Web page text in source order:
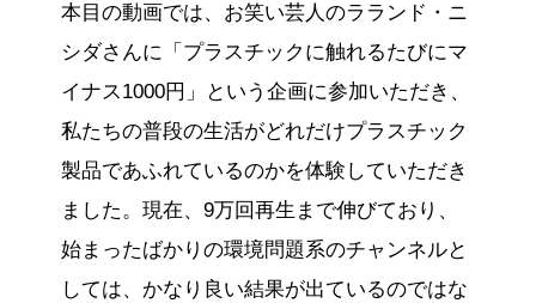
本目の動画では、お笑い芸人のラランド・ニ
シダさんに「プラスチックに触れるたびにマ
イナス1000円」という企画に参加いただき、
私たちの普段の生活がどれだけプラスチック
製品であふれているのかを体験していただき
ました。現在、9万回再生まで伸びており、
始まったばかりの環境問題系のチャンネルと
しては、かなり良い結果が出ているのではな